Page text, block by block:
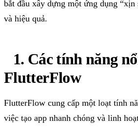
bắt đầu xây dựng một ứng dụng “xịn
và hiệu quả.
1. Cáctính năng
FlutterFlow
FlutterFlow cung cấp một loạt tính
việc tạo app nhanh chóng và linh